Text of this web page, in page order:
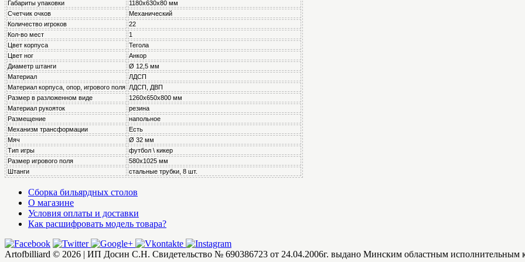
Габариты упаковки
1180х630х80 мм
Счетчик очков
Механический
Количество игроков
22
Кол-во мест
1
Цвет корпуса
Тегола
Цвет ног
Анкор
Диаметр штанги
Ø 12,5 мм
Материал
ЛДСП
Материал корпуса, опор, игрового поля ЛДСП, ДВП
Размер в разложенном виде
1260х650х800 мм
Материал рукояток
резина
Размещение
напольное
Механизм трансформации
Есть
Мяч
Ø 32 мм
Тип игры
футбол \ кикер
Размер игрового поля
580х1025 мм
Штанги
стальные трубки, 8 шт.
Сборка бильярдных столов
О магазине
Условия оплаты и доставки
Как расшифровать модель товара?
Artofbilliard © 2026 | ИП Досин С.Н. Свидетельство № 690386723 от 24.04.2006г. выдано Минским областным исполнительным